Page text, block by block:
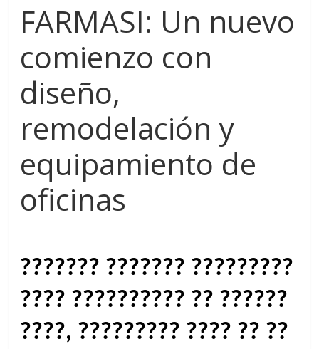
FARMASI: Un nuevo
comienzo con
diseño,
remodelación y
equipamiento de
oficinas
??????? ??????? ?????????
???? ?????????? ?? ??????
????, ????????? ???? ?? ??